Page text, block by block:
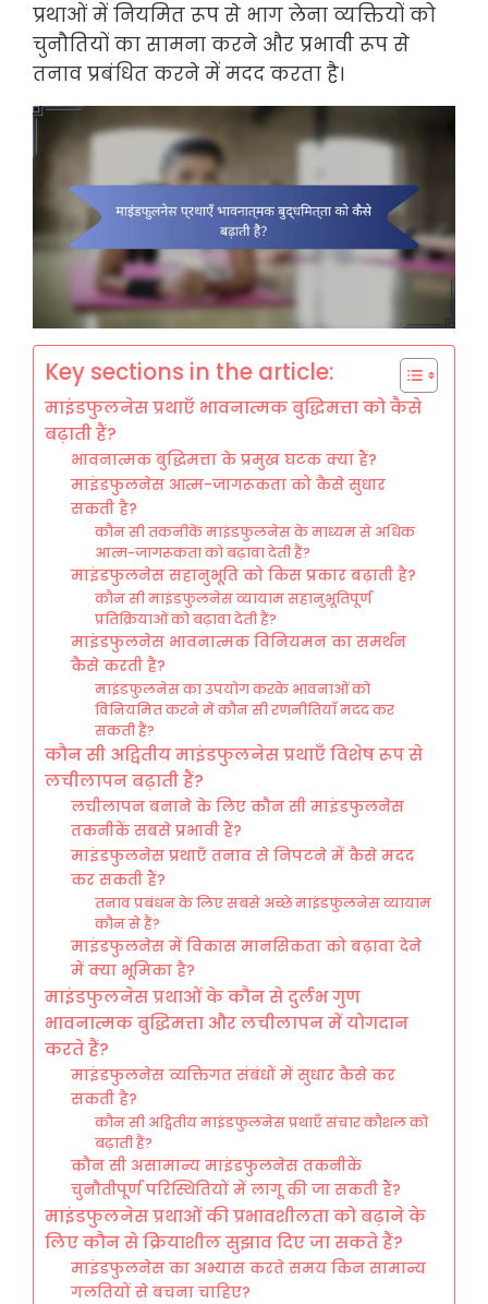
प्रथाओं में नियमित रूप से भाग लेना व्यक्तियों को
चुनौतियों का सामना करने और प्रभावी रूप से
तनाव प्रबंधित करने में मदद करता है।
Key sections in the article:
माइंडफुलनेस प्रथाएँ भावनात्मक बुद्धिमत्ता को कैसे
बढ़ाती हैं?
भावनात्मक बुद्धिमत्ता के प्रमुख घटक क्या हैं?
माइंडफुलनेस आत्म-जागरूकता को कैसे सुधार
सकती है?
कौन सी तकनीकें माइंडफुलनेस के माध्यम से अधिक
आत्म-जागरूकता को बढ़ावा देती हैं?
माइंडफुलनेस सहानुभूति को किस प्रकार बढ़ाती है?
कौन सी माइंडफुलनेस व्यायाम सहानुभूतिपूर्ण
प्रतिक्रियाओं को बढ़ावा देती हैं?
माइंडफुलनेस भावनात्मक विनियमन का समर्थन
कैसे करती है?
माइंडफुलनेस का उपयोग करके भावनाओं को
विनियमित करने में कौन सी रणनीतियाँ मदद कर
सकती हैं?
कौन सी अद्वितीय माइंडफुलनेस प्रथाएँ विशेष रूप से
लचीलापन बढ़ाती हैं?
लचीलापन बनाने के लिए कौन सी माइंडफुलनेस
तकनीकें सबसे प्रभावी हैं?
माइंडफुलनेस प्रथाएँ तनाव से निपटने में कैसे मदद
कर सकती हैं?
तनाव प्रबंधन के लिए सबसे अच्छे माइंडफुलनेस व्यायाम
कौन से हैं?
माइंडफुलनेस में विकास मानसिकता को बढ़ावा देने
में क्या भूमिका है?
माइंडफुलनेस प्रथाओं के कौन से दुर्लभ गुण
भावनात्मक बुद्धिमत्ता और लचीलापन में योगदान
करते हैं?
माइंडफुलनेस व्यक्तिगत संबंधों में सुधार कैसे कर
सकती है?
कौन सी अद्वितीय माइंडफुलनेस प्रथाएँ संचार कौशल को
बढ़ाती हैं?
कौन सी असामान्य माइंडफुलनेस तकनीकें
चुनौतीपूर्ण परिस्थितियों में लागू की जा सकती हैं?
माइंडफुलनेस प्रथाओं की प्रभावशीलता को बढ़ाने के
लिए कौन से क्रियाशील सुझाव दिए जा सकते हैं?
माइंडफुलनेस का अभ्यास करते समय किन सामान्य
गलतियों से बचना चाहिए?